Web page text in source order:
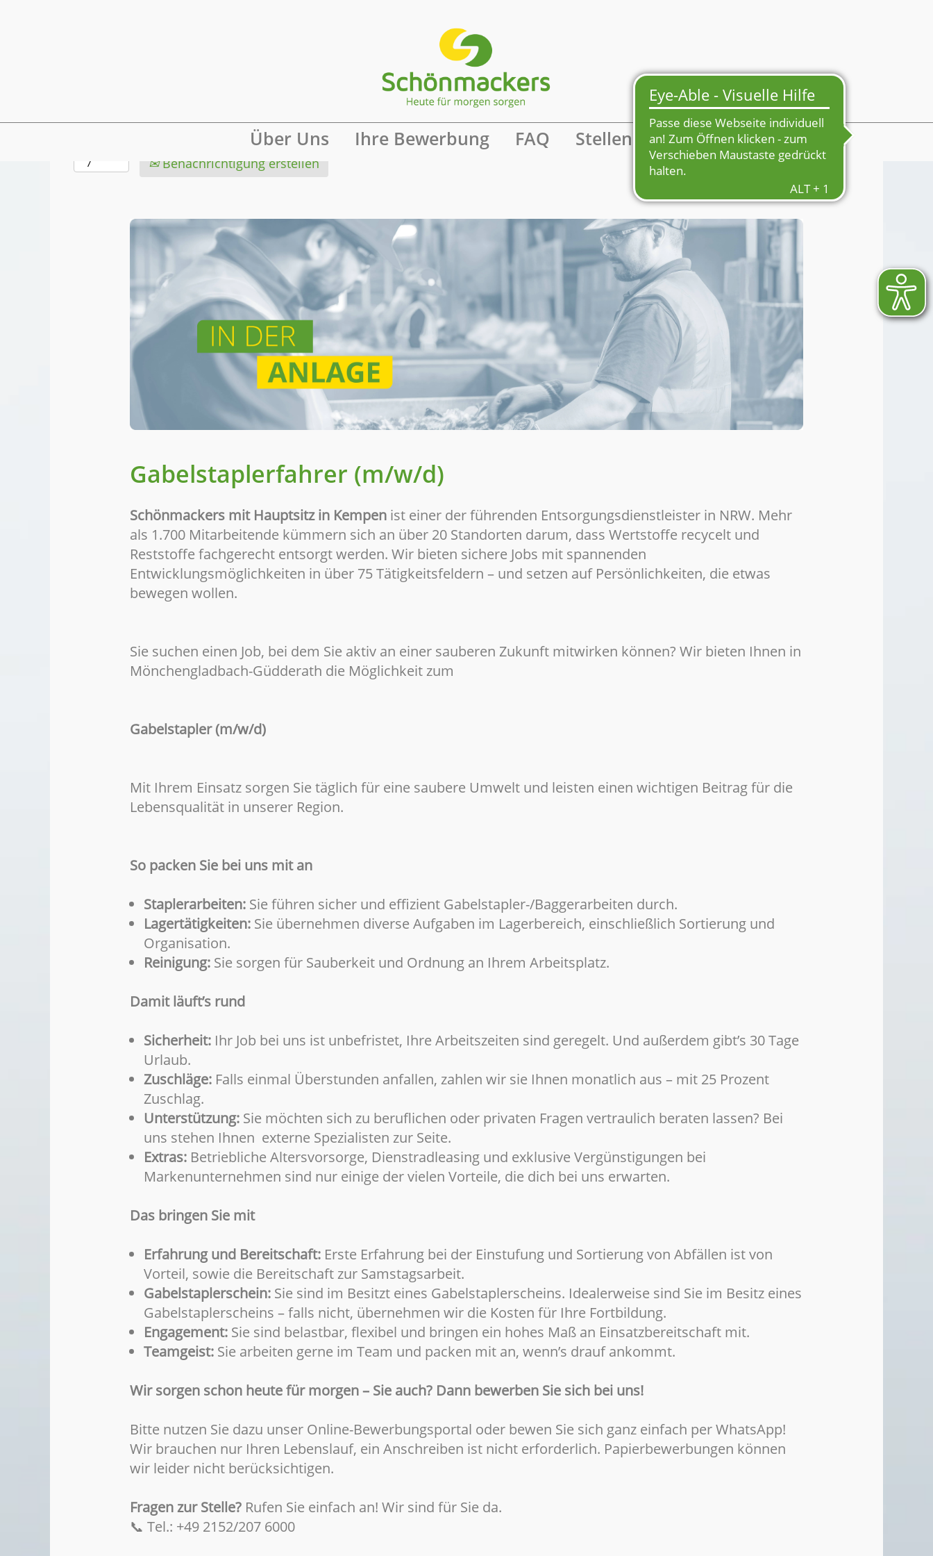
Mein Profil
Über Uns Ihre Bewerbung FAQ Stellenmarkt
Wählen Sie aus, wie oft (in Tagen) Sie eine Benachrichtigung
Benachrichtigung erstellen
Gabelstaplerfahrer (m/w/d)
Schönmackers mit Hauptsitz in Kempen ist einer der führenden Entsorgungsdienstleister in NRW. Mehr
als 1.700 Mitarbeitende kümmern sich an über 20 Standorten darum, dass Wertstoffe recycelt und
Reststoffe fachgerecht entsorgt werden. Wir bieten sichere Jobs mit spannenden
Entwicklungsmöglichkeiten in über 75 Tätigkeitsfeldern – und setzen auf Persönlichkeiten, die etwas
bewegen wollen.
Sie suchen einen Job, bei dem Sie aktiv an einer sauberen Zukunft mitwirken können? Wir bieten Ihnen in
Mönchengladbach-Güdderath die Möglichkeit zum
Gabelstapler (m/w/d)
Mit Ihrem Einsatz sorgen Sie täglich für eine saubere Umwelt und leisten einen wichtigen Beitrag für die
Lebensqualität in unserer Region.
So packen Sie bei uns mit an
Staplerarbeiten: Sie führen sicher und effizient Gabelstapler-/Baggerarbeiten durch.
Lagertätigkeiten: Sie übernehmen diverse Aufgaben im Lagerbereich, einschließlich Sortierung und
Organisation.
Reinigung: Sie sorgen für Sauberkeit und Ordnung an Ihrem Arbeitsplatz.
Damit läuft’s rund
Sicherheit: Ihr Job bei uns ist unbefristet, Ihre Arbeitszeiten sind geregelt. Und außerdem gibt’s 30 Tage
Urlaub.
Zuschläge: Falls einmal Überstunden anfallen, zahlen wir sie Ihnen monatlich aus – mit 25 Prozent
Zuschlag.
Unterstützung: Sie möchten sich zu beruflichen oder privaten Fragen vertraulich beraten lassen? Bei
uns stehen Ihnen externe Spezialisten zur Seite.
Extras: Betriebliche Altersvorsorge, Dienstradleasing und exklusive Vergünstigungen bei
Markenunternehmen sind nur einige der vielen Vorteile, die dich bei uns erwarten.
Das bringen Sie mit
Erfahrung und Bereitschaft: Erste Erfahrung bei der Einstufung und Sortierung von Abfällen ist von
Vorteil, sowie die Bereitschaft zur Samstagsarbeit.
Gabelstaplerschein: Sie sind im Besitzt eines Gabelstaplerscheins. Idealerweise sind Sie im Besitz eines
Gabelstaplerscheins – falls nicht, übernehmen wir die Kosten für Ihre Fortbildung.
Engagement: Sie sind belastbar, flexibel und bringen ein hohes Maß an Einsatzbereitschaft mit.
Teamgeist: Sie arbeiten gerne im Team und packen mit an, wenn’s drauf ankommt.
Wir sorgen schon heute für morgen – Sie auch? Dann bewerben Sie sich bei uns!
Bitte nutzen Sie dazu unser Online-Bewerbungsportal oder bewen Sie sich ganz einfach per WhatsApp!
Wir brauchen nur Ihren Lebenslauf, ein Anschreiben ist nicht erforderlich. Papierbewerbungen können
wir leider nicht berücksichtigen.
Fragen zur Stelle? Rufen Sie einfach an! Wir sind für Sie da.
📞 Tel.: +49 2152/207 6000